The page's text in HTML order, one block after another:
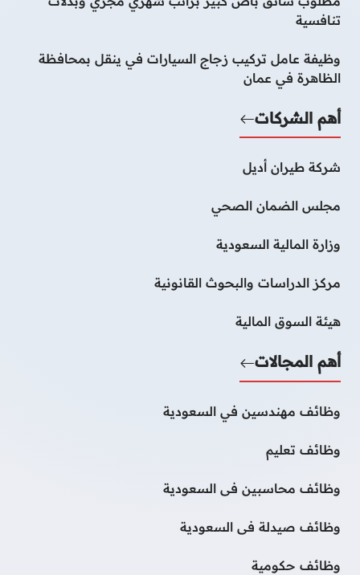
تنافسية
وظيفة عامل تركيب زجاج السيارات في ينقل بمحافظة
الظاهرة في عمان
أهم الشركات
شركة طيران أديل
مجلس الضمان الصحي
وزارة المالية السعودية
مركز الدراسات والبحوث القانونية
هيئة السوق المالية
أهم المجالات
وظائف مهندسين في السعودية
وظائف تعليم
وظائف محاسبين فى السعودية
وظائف صيدلة فى السعودية
وظائف حكومية